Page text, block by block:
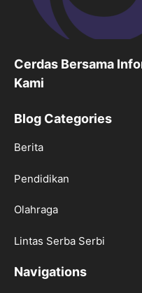
Cerdas Bersama
Kami
Blog Categories
Berita
Pendidikan
Olahraga
Lintas Serba Serbi
Navigations